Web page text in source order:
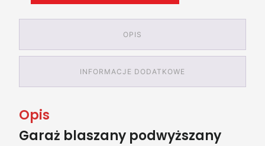
OPIS
INFORMACJE DODATKOWE
Opis
Garaż blaszany podwyższany